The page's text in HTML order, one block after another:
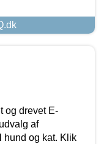
og drevet E-
af
hund og kat. Klik